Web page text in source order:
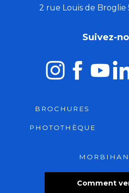
2 rue Louis de Broglie
Comment
Suivez-
BROCHURES
PHOTOTHÈQUE